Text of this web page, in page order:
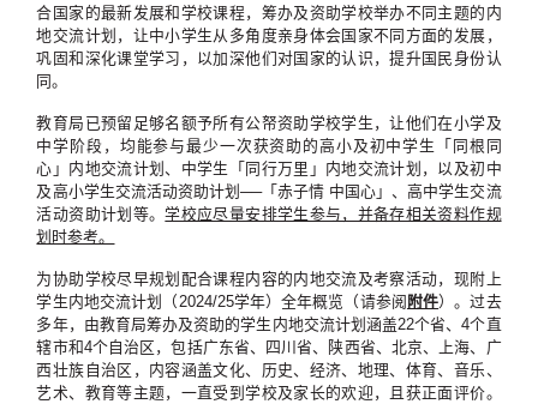
合国家的最新发展和学校课程，筹办及资助学校举办不同主题的内
地交流计划，让中小学生从多角度亲身体会国家不同方面的发展，
巩固和深化课堂学习，以加深他们对国家的认识，提升国民身份认
同。
教育局已预留足够名额予所有公帑资助学校学生，让他们在小学及
中学阶段，均能参与最少一次获资助的高小及初中学生「同根同
心」内地交流计划、中学生「同行万里」内地交流计划，以及初中
及高小学生交流活动资助计划──「赤子情 中国心」、高中学生交流
活动资助计划等。学校应尽量安排学生参与，并备存相关资料作规
划时参考。
为协助学校尽早规划配合课程内容的内地交流及考察活动，现附上
学生内地交流计划（2024/25学年）全年概览（请参阅 附件）。过去
多年，由教育局筹办及资助的学生内地交流计划涵盖22个省、4个直
辖市和4个自治区，包括广东省、四川省、陕西省、北京、上海、广
西壮族自治区，内容涵盖文化、历史、经济、地理、体育、音乐、
艺术、教育等主题，一直受到学校及家长的欢迎，且获正面评价。